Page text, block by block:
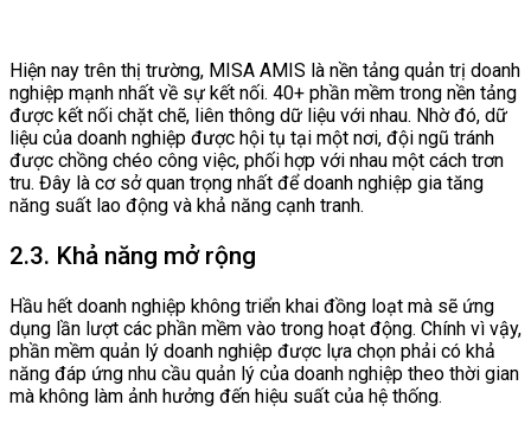
Hiện nay trên thị trường, MISA AMIS là nền tảng quản trị doanh
nghiệp mạnh nhất về sự kết nối. 40+ phần mềm trong nền tảng
được kết nối chặt chẽ, liên thông dữ liệu với nhau. Nhờ đó, dữ
liệu của doanh nghiệp được hội tụ tại một nơi, đội ngũ tránh
được chồng chéo công việc, phối hợp với nhau một cách trơn
tru. Đây là cơ sở quan trọng nhất để doanh nghiệp gia tăng
năng suất lao động và khả năng cạnh tranh.
2.3. Khả năng mở rộng
Hầu hết doanh nghiệp không triển khai đồng loạt mà sẽ ứng
dụng lần lượt các phần mềm vào trong hoạt động. Chính vì vậy,
phần mềm quản lý doanh nghiệp được lựa chọn phải có khả
năng đáp ứng nhu cầu quản lý của doanh nghiệp theo thời gian
mà không làm ảnh hưởng đến hiệu suất của hệ thống.